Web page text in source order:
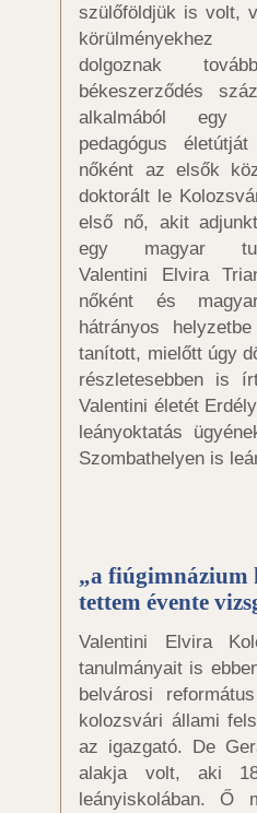
szülőföldjük is volt,
dolgoznak
békeszerződés
alkalmából egy
pedagógus
nőként az elsők
doktorált le
első nő, akit
egy magyar
Valentini Elvira
nőként és
hátrányos
tanított, mielőtt úgy
részletesebben is
Valentini életét
leányoktatás
Szombathelyen is
„a
tettem évente
Valentini Elvira
tanulmányait is
belvárosi
kolozsvári állami
az igazgató. De
alakja volt, aki
leányiskolában. Ő